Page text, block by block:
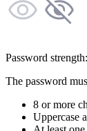
Password strength:
The password
8 or more
Uppercase